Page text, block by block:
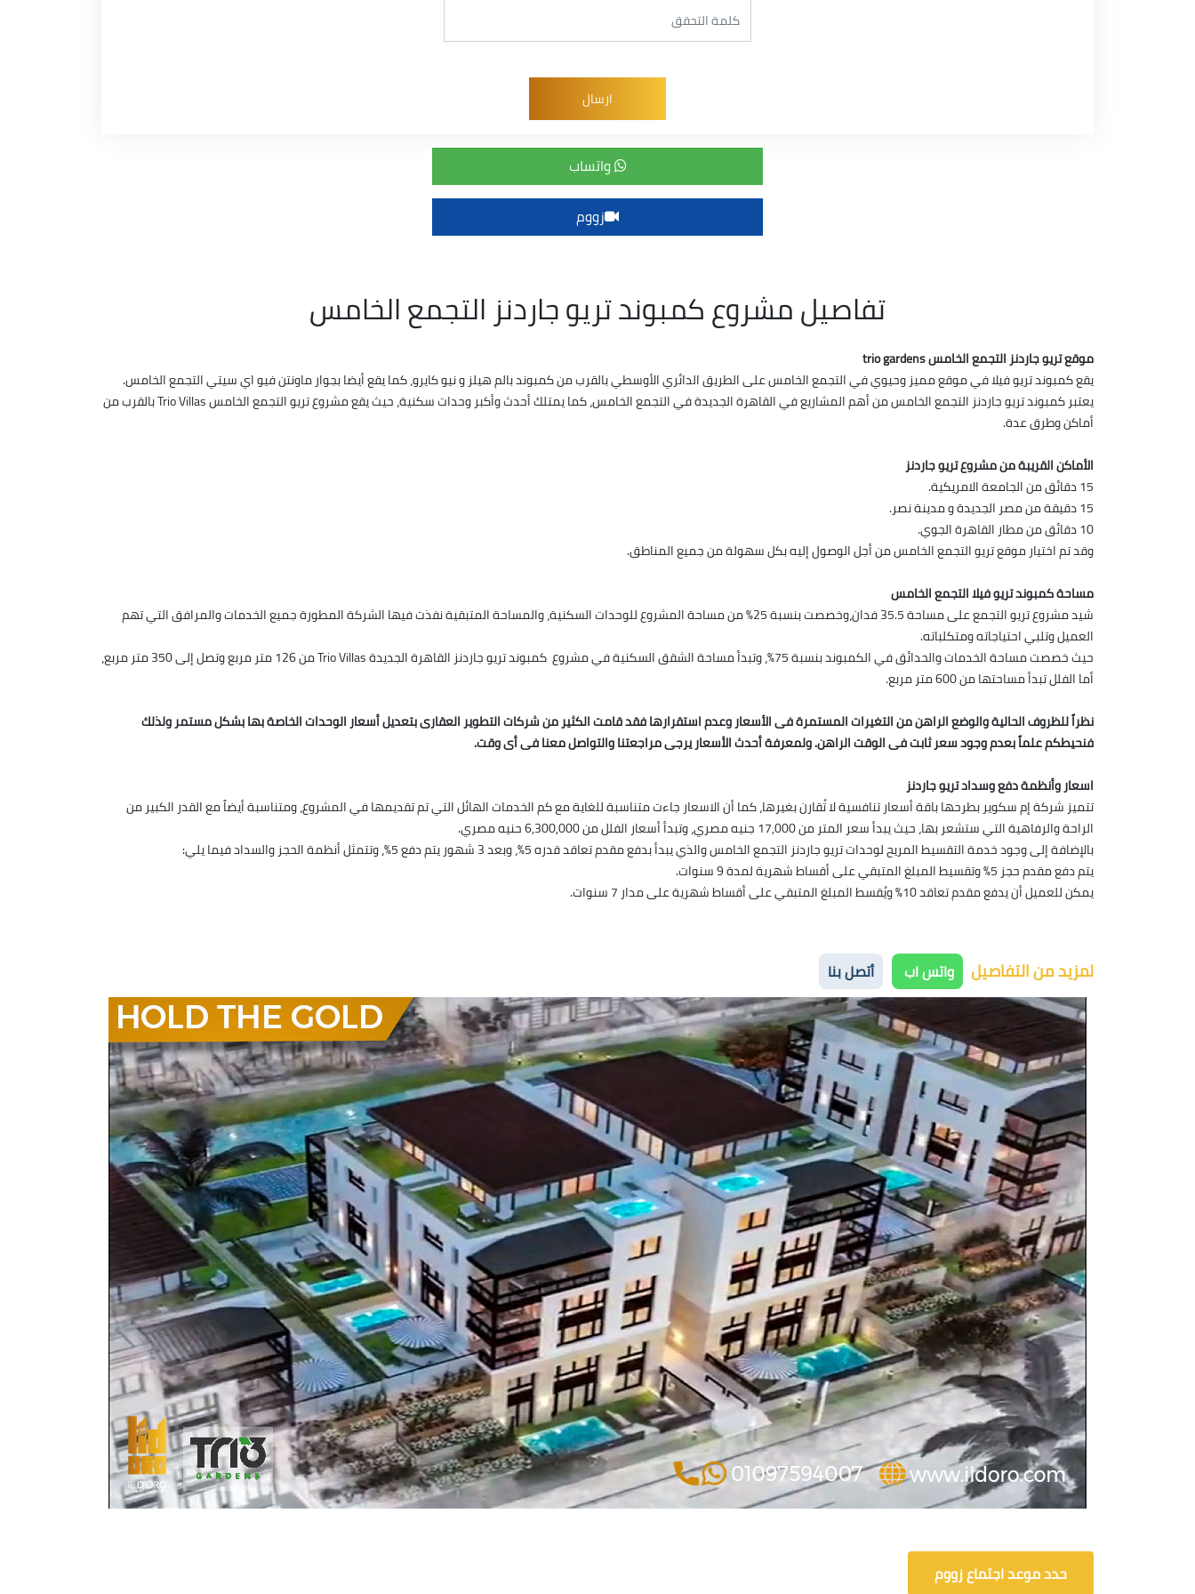
واتساب
زووم
تفاصيل مشروع كمبوند تريو جاردنز التجمع الخامس
موقع تريو جاردنز التجمع الخامس trio gardens
يقع كمبوند تريو فيلا في موقع مميز وحيوي في التجمع الخامس على الطريق الدائري الأوسطي بالقرب من كمبوند بالم هيلز و نيو كايرو، كما يقع أيضا بجوار ماونتن فيو اي سيتي التجمع الخامس.
يعتبر كمبوند تريو جاردنز التجمع الخامس من أهم المشاريع في القاهرة الجديدة في التجمع الخامس، كما يمتلك أحدث وأكبر وحدات سكنية، حيث يقع مشروع تريو التجمع الخامس Trio Villas بالقرب من
أماكن وطرق عدة.
الأماكن القريبة من مشروع تريو جاردنز
15 دقائق من الجامعة الامريكية.
15 دقيقة من مصر الجديدة و مدينة نصر.
10 دقائق من مطار القاهرة الجوي.
وقد تم اختيار موقع تريو التجمع الخامس من أجل الوصول إليه بكل سهولة من جميع المناطق.
مساحة كمبوند تريو فيلا التجمع الخامس
شيد مشروع تريو التجمع على مساحة 35.5 فدان،وخصصت بنسبة 25% من مساحة المشروع للوحدات السكنية، والمساحة المتبقية نفذت فيها الشركة المطورة جميع الخدمات والمرافق التي تهم
العميل وتلبي احتياجاته ومتكلباته.
حيث خصصت مساحة الخدمات والحدائق في الكمبوند بنسبة 75%، وتبدأ مساحة الشقق السكنية في مشروع كمبوند تريو جاردنز القاهرة الجديدة Trio Villas من 126 متر مربع وتصل إلى 350 متر مربع،
أما الفلل تبدأ مساحتها من 600 متر مربع.
نظراً للظروف الحالية والوضع الراهن من التغيرات المستمرة فى الأسعار وعدم استقرارها فقد قامت الكثير من شركات التطوير العقارى بتعديل أسعار الوحدات الخاصة بها بشكل مستمر ولذلك
فنحيطكم علماً بعدم وجود سعر ثابت فى الوقت الراهن. ولمعرفة أحدث الأسعار يرجى مراجعتنا والتواصل معنا فى أى وقت.
اسعار وأنظمة دفع وسداد تريو جاردنز
تتميز شركة إم سكوير بطرحها باقة أسعار تنافسية لا تُقارن بغيرها، كما أن الاسعار جاءت متناسبة للغاية مع كم الخدمات الهائل التي تم تقديمها في المشروع، ومتناسبة أيضاً مع القدر الكبير من
الراحة والرفاهية التي ستشعر بها، حيث يبدأ سعر المتر من 17,000 جنيه مصري، وتبدأ أسعار الفلل من 6,300,000 حنيه مصري.
بالإضافة إلى وجود خدمة التقسيط المريح لوحدات تريو جاردنز التجمع الخامس والذي يبدأ بدفع مقدم تعاقد قدره 5%، وبعد 3 شهور يتم دفع 5%، وتتمثل أنظمة الحجز والسداد فيما يلي:
يتم دفع مقدم حجز 5% وتقسيط المبلغ المتبقي على أقساط شهرية لمدة 9 سنوات.
يمكن للعميل أن يدفع مقدم تعاقد 10% ويُقسط المبلغ المتبقي على أقساط شهرية على مدار 7 سنوات.
لمزيد من التفاصيل واتس اب أتصل بنا
حدد موعد اجتماع زووم